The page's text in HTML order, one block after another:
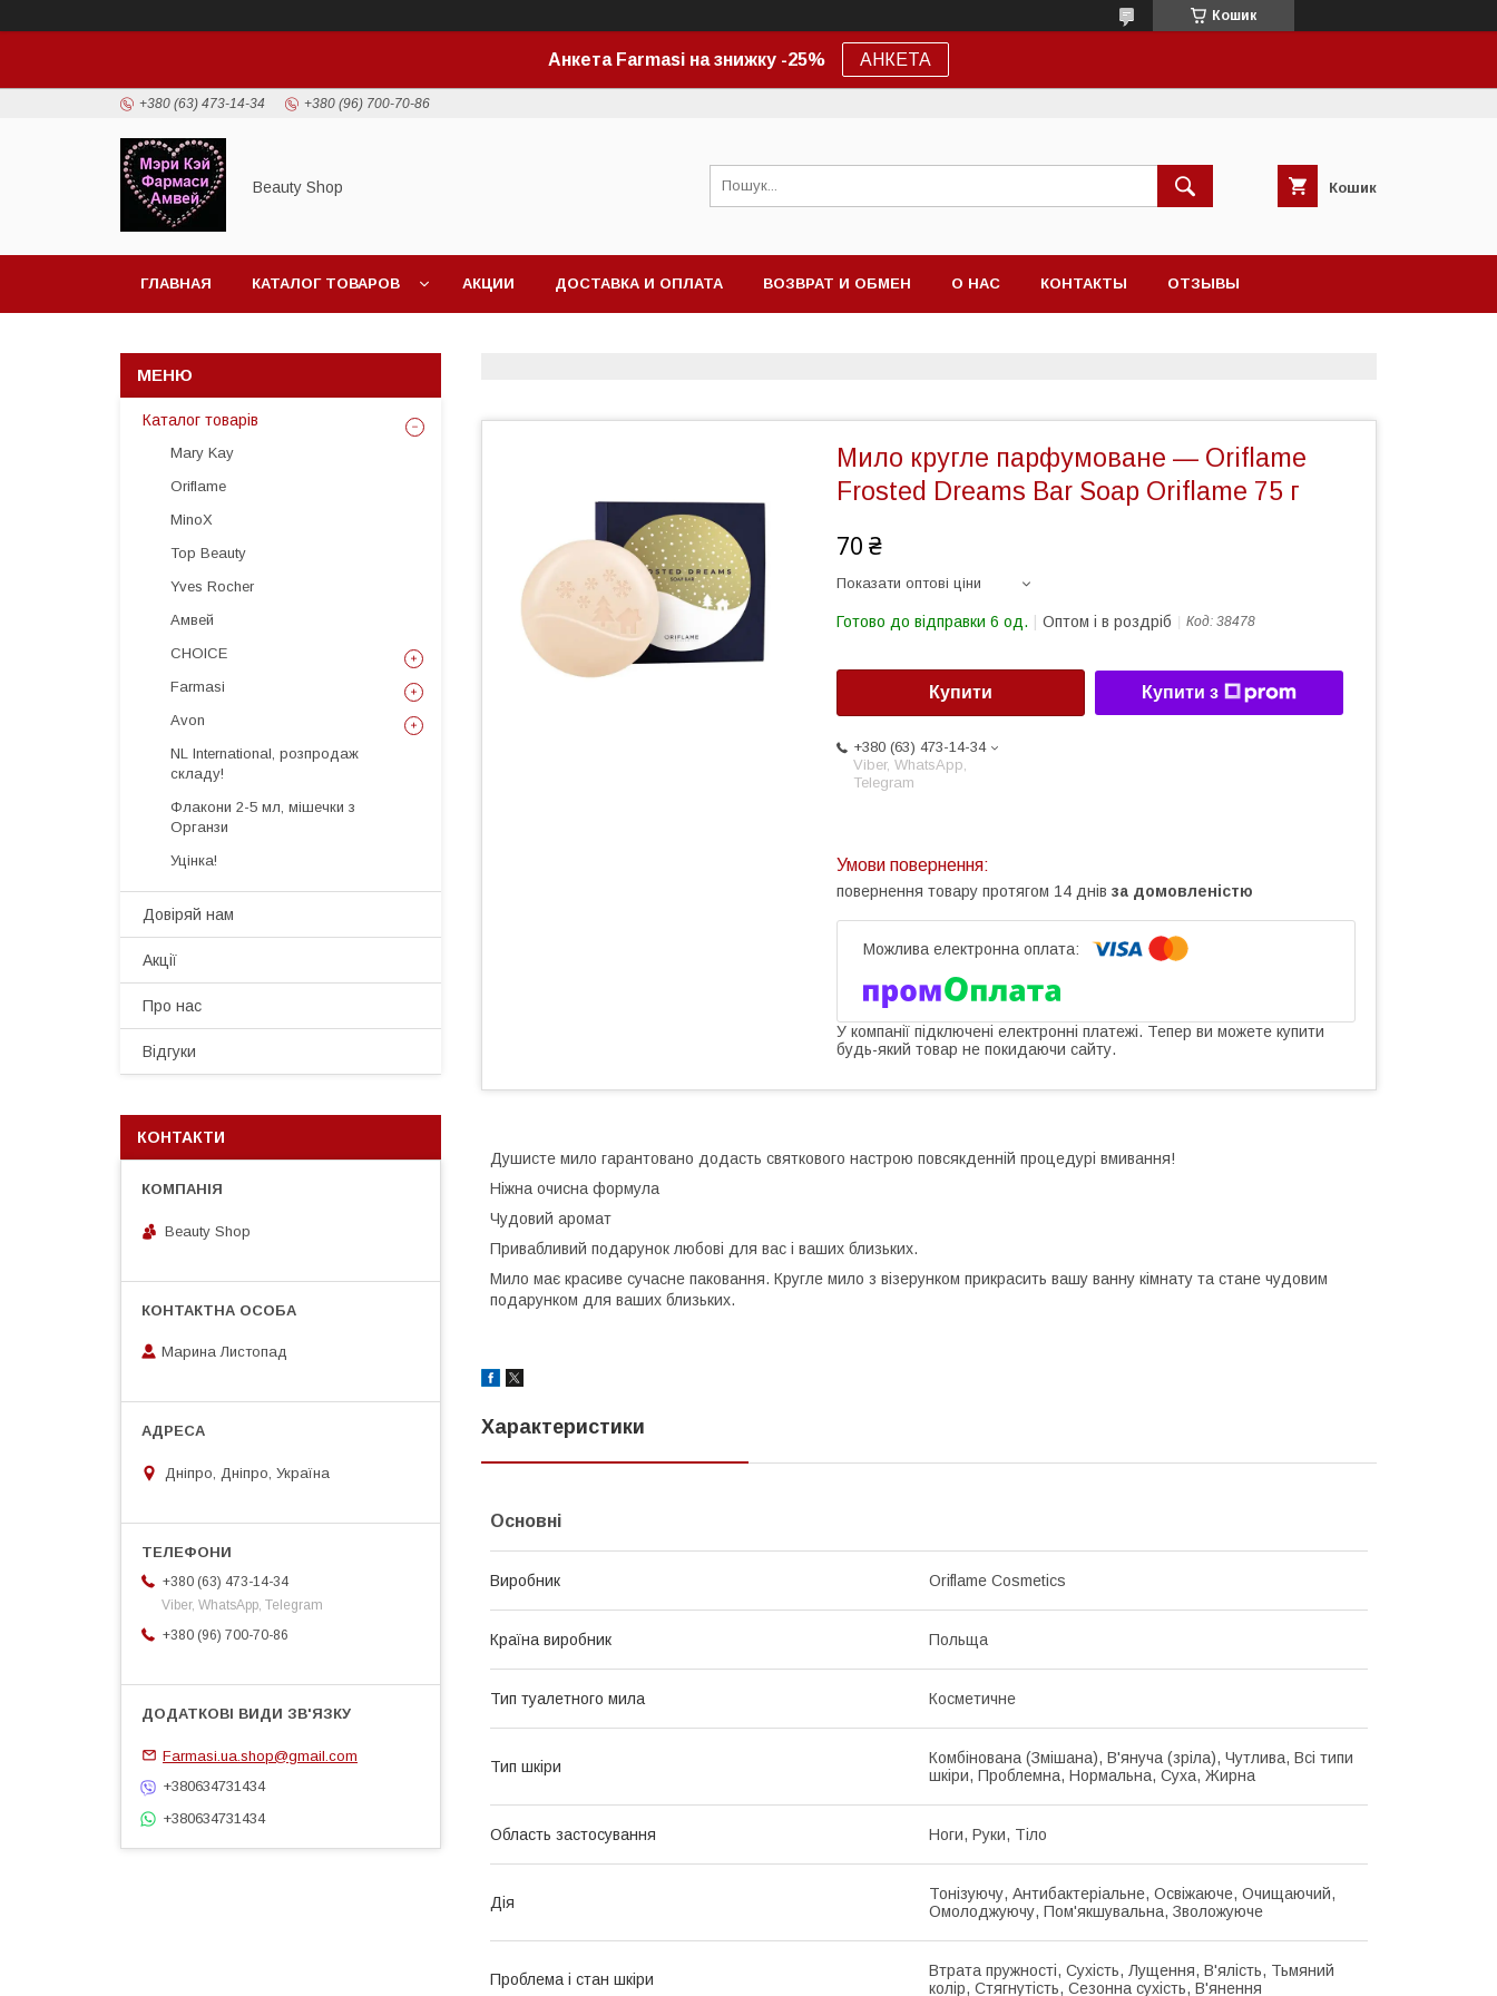
Кошик
Анкета Farmasi на знижку -25% АНКЕТА
+380 (63) 473-14-34 +380 (96) 700-70-86
Beauty Shop Кошик
ГЛАВНАЯ КАТАЛОГ ТОВАРОВ АКЦИИ ДОСТАВКА И ОПЛАТА ВОЗВРАТ И ОБМЕН О НАС КОНТАКТЫ ОТЗЫВЫ
Мило кругле парфумоване — Oriflame
Frosted Dreams Bar Soap Oriflame 75 г
70 ₴
Показати оптові ціни
Готово до відправки 6 од. Оптом і в роздріб Код: 38478
Купити Купити з
+380 (63) 473-14-34
Viber, WhatsApp,
Telegram
повернення товару протягом 14 днів за домовленістю
У компанії підключені електронні платежі. Тепер ви можете купити
будь-який товар не покидаючи сайту.
Душисте мило гарантовано додасть святкового настрою повсякденній процедурі вмивання!
Ніжна очисна формула
Чудовий аромат
Привабливий подарунок любові для вас і ваших близьких.
Мило має красиве сучасне паковання. Кругле мило з візерунком прикрасить вашу ванну кімнату та стане чудовим
подарунком для ваших близьких.
Характеристики
Основні
Виробник Oriflame Cosmetics
Країна виробник Польща
Тип туалетного мила Косметичне
Тип шкіри
Комбінована (Змішана), В'януча (зріла), Чутлива, Всі типи
шкіри, Проблемна, Нормальна, Суха, Жирна
Область застосування Ноги, Руки, Тіло
Дія
Тонізуючу, Антибактеріальне, Освіжаюче, Очищаючий,
Омолоджуючу, Пом'якшувальна, Зволожуюче
Проблема і стан шкіри
Втрата пружності, Сухість, Лущення, В'ялість, Тьмяний
колір, Стягнутість, Сезонна сухість, В'янення
Каталог товарів
Mary Kay
Oriflame
MinoX
Top Beauty
Yves Rocher
Амвей
CHOICE
Farmasi
Avon
NL International, розпродаж
складу!
Флакони 2-5 мл, мішечки з
Органзи
Уцінка!
Довіряй нам
Акції
Про нас
Відгуки
КОНТАКТИ
Beauty Shop
Марина Листопад
Дніпро, Дніпро, Україна
+380 (63) 473-14-34
Viber, WhatsApp, Telegram
+380 (96) 700-70-86
Farmasi.ua.shop@gmail.com
+380634731434
+380634731434